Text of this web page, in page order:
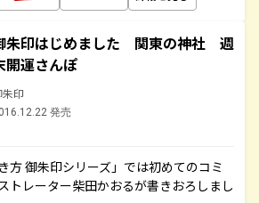
朱印はじめました 関東の神社 週
開運さんぽ
印
発売
方 御朱印シリーズ」では初めてのコミ
トレーター柴田かおるが書きおろしまし